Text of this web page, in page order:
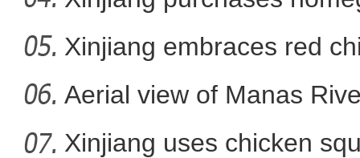
新疆巴楚县：棚户区改造“
f
Xinjiang embraces red
Aerial view of Manas
Xinjiang uses chicken